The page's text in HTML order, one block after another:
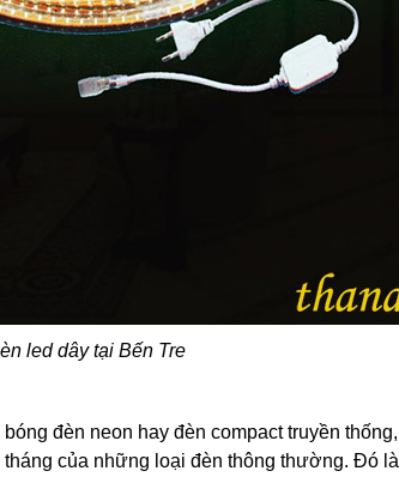
led dây tại Bến Tre
đèn neon hay đèn compact truyền
của những loại đèn thông thường. Đó